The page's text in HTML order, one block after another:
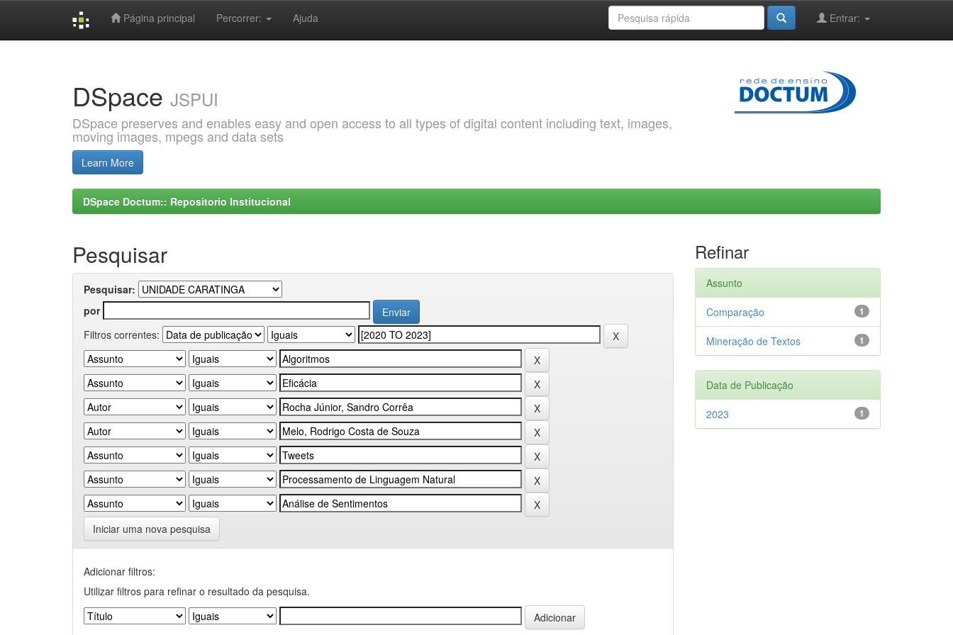
Página principal Percorrer: Ajuda Entrar:
DSpace JSPUI
DSpace preserves and enables easy and open access to all types of digital content including text, images,
moving images, mpegs and data sets
Learn More
DSpace Doctum:: Repositorio Institucional
Pesquisar
Pesquisar:
por
Filtros correntes:
Iniciar uma nova pesquisa
Adicionar filtros:
Utilizar filtros para refinar o resultado da pesquisa.
Refinar
Assunto
1
Comparação
1
Mineração de Textos
Data de Publicação
1
2023